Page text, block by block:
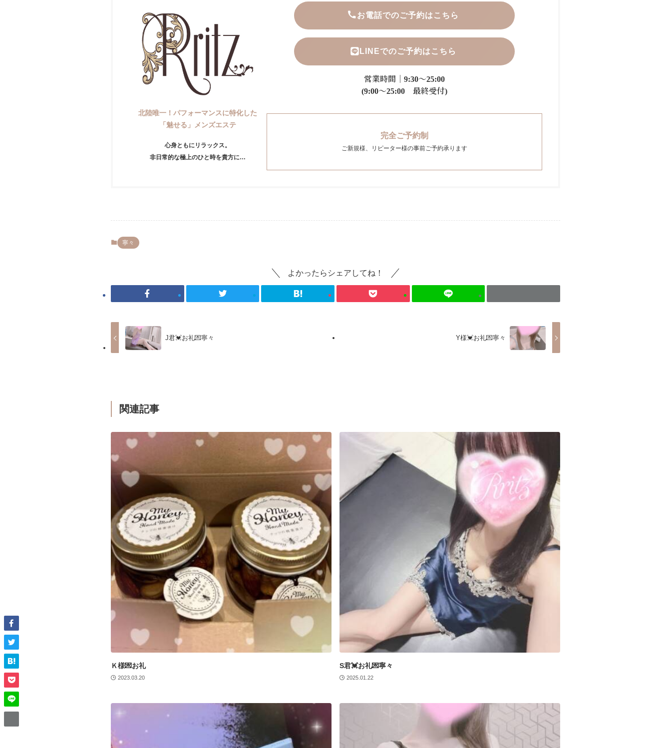
北陸唯一！パフォーマンスに特化した
「魅せる」メンズエステ
心身ともにリラックス。
非日常的な極上のひと時を貴方に…
お電話でのご予約はこちら
LINEでのご予約はこちら
営業時間｜9:30～25:00
(9:00～25:00 最終受付)
完全ご予約制
ご新規様、リピーター様の事前ご予約承ります
寧々
よかったらシェアしてね！
J君💓お礼💌寧々 Y様💓お礼💌寧々
関連記事
Ｋ様💌お礼
2023.03.20
S君💓お礼💌寧々
2025.01.22